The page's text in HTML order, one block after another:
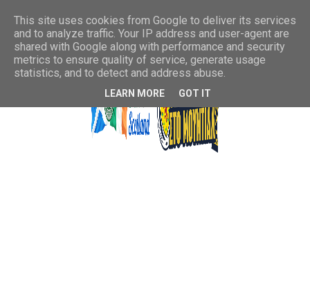
This site uses cookies from Google to deliver its services
and to analyze traffic. Your IP address and user-agent are
shared with Google along with performance and security
metrics to ensure quality of service, generate usage
statistics, and to detect and address abuse.
LEARN MORE GOT IT